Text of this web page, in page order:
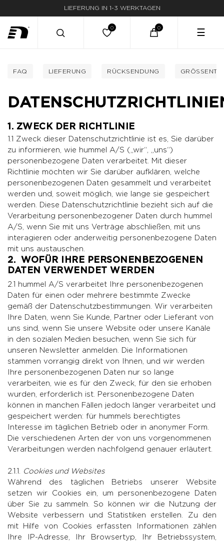
LIEFERUNG IN 1-3 WERKTAGEN
☰
FAQ LIEFERUNG RÜCKSENDUNG
1. ZWECK DER RICHTLINIE
1.1 Zweck dieser Datenschutzrichtlinie ist es, Sie darüber
zu informieren, wie hummel A/S („wir“, „uns“)
personenbezogene Daten verarbeitet. Mit dieser
Richtlinie möchten wir Sie darüber aufklären, welche
personenbezogenen Daten gesammelt und verarbeitet
werden und, soweit möglich, wie lange sie gespeichert
werden. Diese Datenschutzrichtlinie bezieht sich auf die
Verarbeitung personenbezogener Daten durch hummel
A/S, wenn Sie mit uns Verträge abschließen, mit uns
interagieren oder anderweitig personenbezogene Daten
mit uns austauschen.
2. WOFÜR IHRE PERSONENBEZOGENEN
DATEN VERWENDET WERDEN
2.1 hummel A/S verarbeitet Ihre personenbezogenen
Daten für einen oder mehrere bestimmte Zwecke
gemäß der Datenschutzbestimmungen. Wir verarbeiten
Ihre Daten, wenn Sie Kunde, Partner oder Lieferant von
uns sind, wenn Sie unsere Website oder unsere Kanäle
in den sozialen Medien besuchen, wenn Sie sich für
unseren Newsletter anmelden. Die Informationen
stammen vorrangig direkt von Ihnen, und wir werden
Ihre personenbezogenen Daten nur so lange
verarbeiten, wie es für den Zweck, für den sie erhoben
wurden, erforderlich ist. Personenbezogene Daten
können in manchen Fällen jedoch länger verarbeitet und
gespeichert werden: für hummels berechtigtes
Interesse im täglichen Betrieb oder in anonymer Form.
Die verschiedenen Arten der von uns vorgenommenen
Verarbeitungen werden nachfolgend genauer erläutert.
2.1.1. Cookies und Websites
Während des täglichen Betriebs unserer Website
setzen wir Cookies ein, um personenbezogene Daten
über Sie zu sammeln. So können wir die Nutzung der
Website verbessern und Statistiken erstellen. Zu den
mit Hilfe von Cookies erfassten Informationen zählen
Ihre IP-Adresse, Ihr Browsertyp, Ihr Betriebssystem,